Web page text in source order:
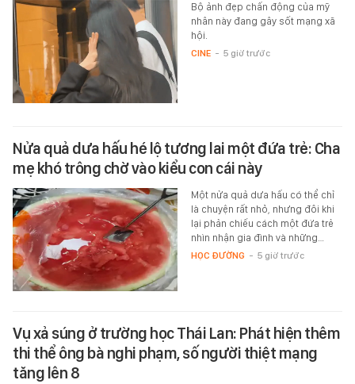
Bộ ảnh đẹp chấn động của mỹ
nhân này đang gây sốt mạng xã
hội.
CINE - 5 giờ trước
Nửa quả dưa hấu hé lộ tương lai một đứa trẻ: Cha
mẹ khó trông chờ vào kiểu con cái này
Một nửa quả dưa hấu có thể chỉ
là chuyện rất nhỏ, nhưng đôi khi
lại phản chiếu cách một đứa trẻ
nhìn nhận gia đình và những…
HỌC ĐƯỜNG - 5 giờ trước
Vụ xả súng ở trường học Thái Lan: Phát hiện thêm
thi thể ông bà nghi phạm, số người thiệt mạng
tăng lên 8